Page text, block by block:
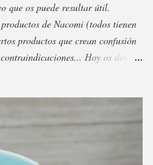
que os puede resultar útil.
de Nacomi (todos tienen
productos que crean confusión
Hoy os detallo
final añadiré gamas concretas. La
estos son los más dificilillos de
cruelty free y casi toda vegana.